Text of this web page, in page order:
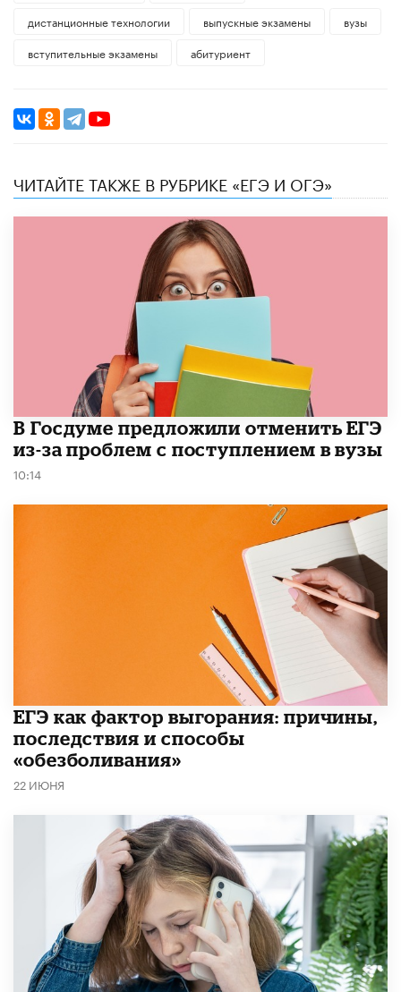
дистанционные технологии
выпускные экзамены
вузы
вступительные экзамены
абитуриент
ЧИТАЙТЕ ТАКЖЕ В РУБРИКЕ «ЕГЭ И ОГЭ»
В Госдуме предложили отменить ЕГЭ
из-за проблем с поступлением в вузы
10:14
​ЕГЭ как фактор выгорания: причины,
последствия и способы
«обезболивания»
22 ИЮНЯ